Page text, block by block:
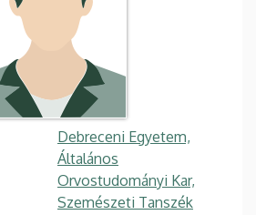
Debreceni Egyetem,
Általános
Orvostudományi Kar,
Szemészeti Tanszék